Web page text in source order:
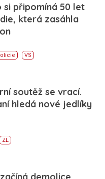
si připomíná 50 let
která zasáhla
VS
soutěž se vrací.
hledá nové jedlíky
ZL